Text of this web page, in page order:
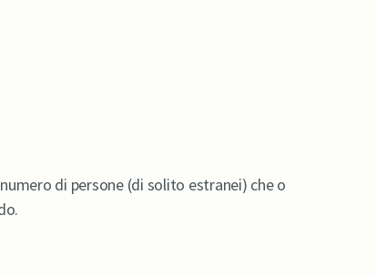
di persone (di solito estranei) che o